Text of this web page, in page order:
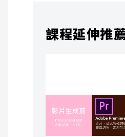
課程延伸推